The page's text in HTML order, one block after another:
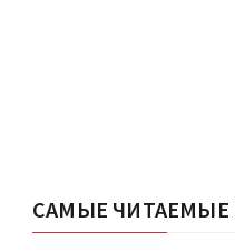
САМЫЕ ЧИТАЕМЫЕ